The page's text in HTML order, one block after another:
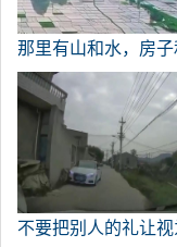
那里有山和水，房子
野，非常好。
不要把别人的礼让